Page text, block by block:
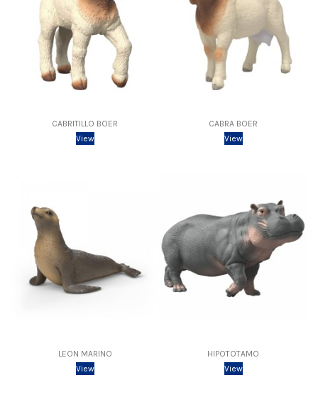
CABRITILLO BOER
View
CABRA BOER
View
LEON MARINO
View
HIPOTOTAMO
View